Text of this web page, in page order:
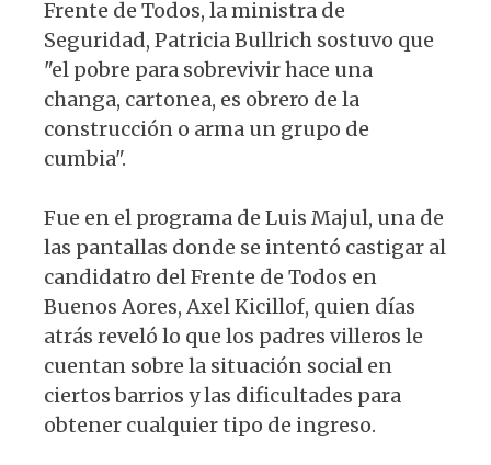
Frente de Todos, la ministra de
Seguridad, Patricia Bullrich sostuvo que
"el pobre para sobrevivir hace una
changa, cartonea, es obrero de la
construcción o arma un grupo de
cumbia".
Fue en el programa de Luis Majul, una de
las pantallas donde se intentó castigar al
candidatro del Frente de Todos en
Buenos Aores, Axel Kicillof, quien días
atrás reveló lo que los padres villeros le
cuentan sobre la situación social en
ciertos barrios y las dificultades para
obtener cualquier tipo de ingreso.